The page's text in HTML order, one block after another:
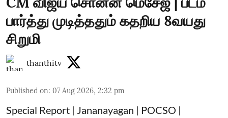
பார்த்து முடித்ததும் கதறிய 8வயது
சிறுமி
thanthitv
Published on: 07 Aug 2026, 2:32 pm
Special Report | Jananayagan | POCSO |